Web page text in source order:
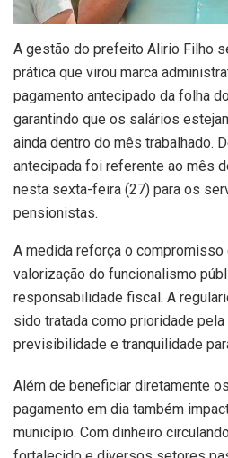
A gestão do prefeito Alirio Filho
prática que virou marca
pagamento antecipado da folha
garantindo que os salários
ainda dentro do mês trabalhado.
antecipada foi referente ao mês
nesta sexta-feira (27) para os
pensionistas.
A medida reforça o compromisso
valorização do funcionalismo
responsabilidade fiscal. A
sido tratada como prioridade
previsibilidade e tranquilidade
Além de beneficiar diretamente
pagamento em dia também
município. Com dinheiro